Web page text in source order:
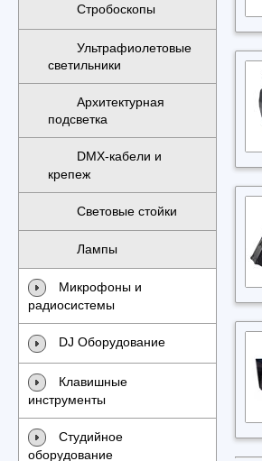
Стробоскопы
Ультрафиолетовые
светильники
Архитектурная
подсветка
DMX-кабели и
крепеж
Световые стойки
Лампы
Микрофоны и
радиосистемы
DJ Оборудование
Клавишные
инструменты
Студийное
оборудование